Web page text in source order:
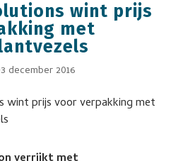
wint prijs
met
december 2016